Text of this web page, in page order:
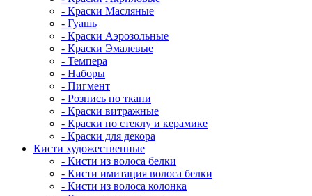
- Краски Масляные
- Гуашь
- Краски Аэрозольные
- Краски Эмалевые
- Темпера
- Наборы
- Пигмент
- Розпись по ткани
- Краски витражные
- Краски по стеклу и керамике
- Краски для декора
Кисти художественные
- Кисти из волоса белки
- Кисти имитация волоса белки
- Кисти из волоса колонка